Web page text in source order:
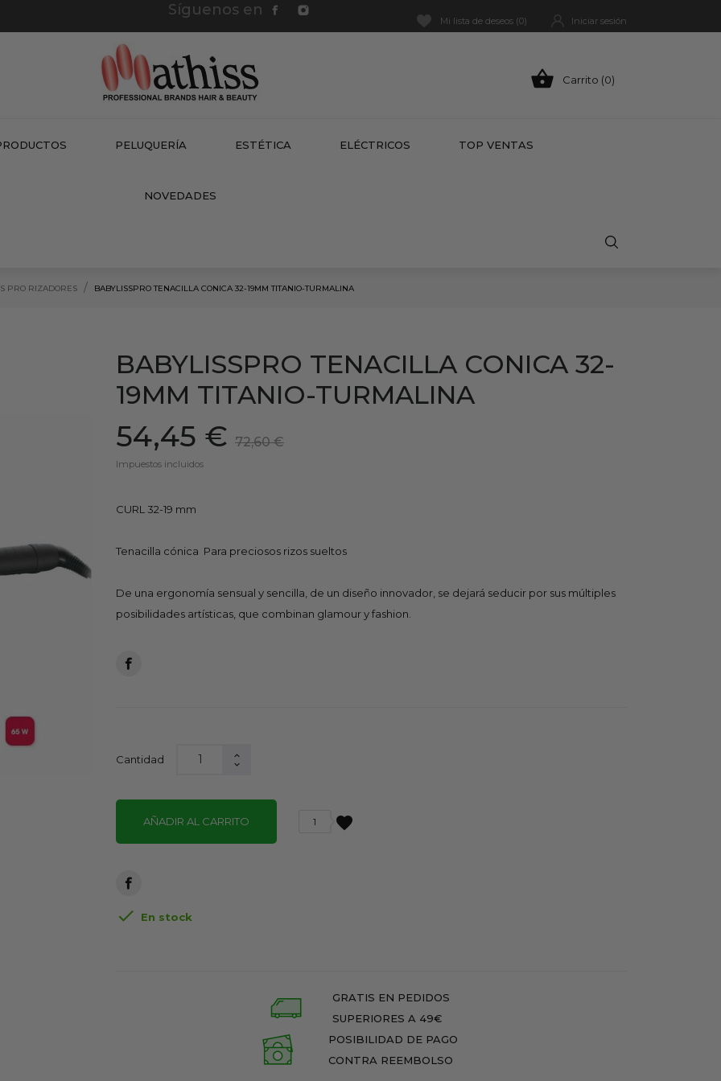
Síguenos en
Mi lista de deseos (0) Iniciar sesión
 Carrito (0)
PELUQUERÍA ESTÉTICA ELÉCTRICOS TOP VENTAS
NOVEDADES
PRO RIZADORES BABYLISSPRO TENACILLA CONICA 32-19MM TITANIO-TURMALINA
BABYLISSPRO TENACILLA CONICA 32-
19MM TITANIO-TURMALINA
54,45 € 72,60 €
Impuestos incluidos
CURL 32-19 mm
Tenacilla cónica  Para preciosos rizos sueltos
De una ergonomía sensual y sencilla, de un diseño innovador, se dejará seducir por sus múltiples
posibilidades artísticas, que combinan glamour y fashion.
Cantidad
AÑADIR AL CARRITO favorite
1
 En stock
GRATIS EN PEDIDOS
SUPERIORES A 49€
POSIBILIDAD DE PAGO
CONTRA REEMBOLSO